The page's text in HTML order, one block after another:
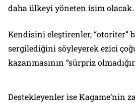
daha ülkeyi yöneten isim olacak.
Kendisini eleştirenler, “otoriter”
sergilediğini söyleyerek ezici
kazanmasının “sürpriz
Destekleyenler ise Kagame’nin